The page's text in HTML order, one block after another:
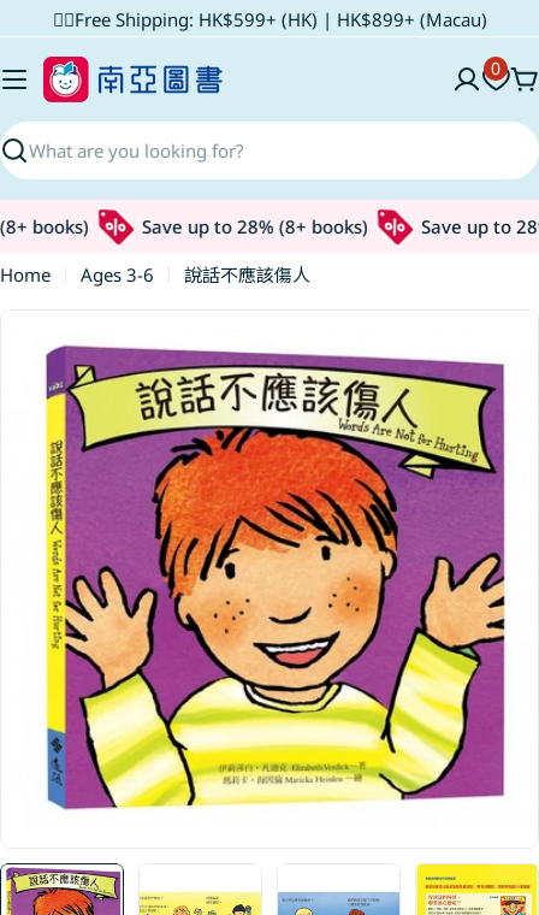
to
content
✌🏼Free Shipping: HK$599+ (HK) | HK$899+ (Macau)
Search
0
books) Save up to 28% (8+ books)
Save up to
Home
Ages 3-6
說話不應該傷人
Skip
product
information
Open media 0 in modal